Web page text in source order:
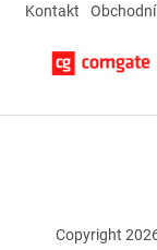
Kontakt
Copyright